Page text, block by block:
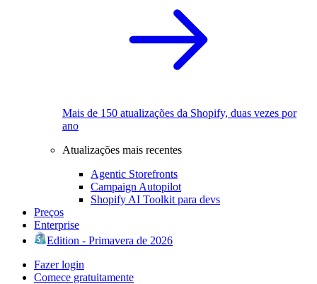
Mais de 150 atualizações da Shopify, duas vezes por
ano
Atualizações mais recentes
Agentic Storefronts
Campaign Autopilot
Shopify AI Toolkit para devs
Preços
Enterprise
Edition - Primavera de 2026
Fazer login
Comece gratuitamente